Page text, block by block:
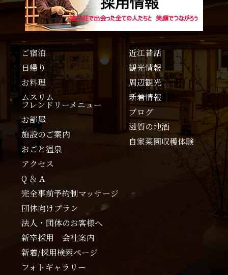
ご宿泊
日帰り
お料理
ムスリム
フレンドリーメニュー
お部屋
施設のご案内
おごと温泉
アクセス
近江昔話
観光情報
周辺観光
新着情報
ブログ
滋賀の地酒
自家菜園収穫体験
Q ＆ A
完全事前予約制マッサージ
団体向けプラン
法人・団体のお客様へ
新卒採用 会社案内
新着/採用検索ページ
フォトギャラリー